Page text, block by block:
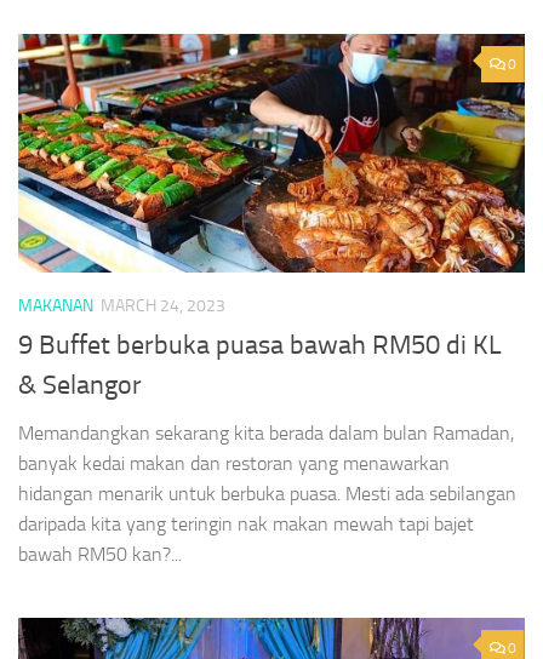
0
MAKANAN MARCH 24, 2023
9 Buffet berbuka puasa bawah RM50 di KL
& Selangor
Memandangkan sekarang kita berada dalam bulan Ramadan,
banyak kedai makan dan restoran yang menawarkan
hidangan menarik untuk berbuka puasa. Mesti ada sebilangan
daripada kita yang teringin nak makan mewah tapi bajet
bawah RM50 kan?...
0